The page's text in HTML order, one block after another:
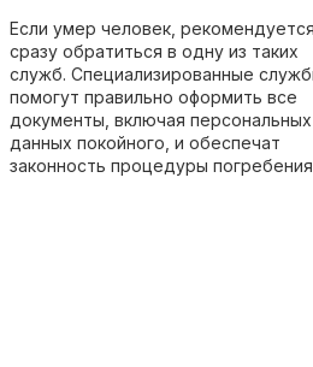
Если умер человек, рекомендуется
сразу обратиться в одну из таких
служб. Специализированные
помогут правильно оформить все
документы, включая персональных
данных покойного, и обеспечат
законность процедуры